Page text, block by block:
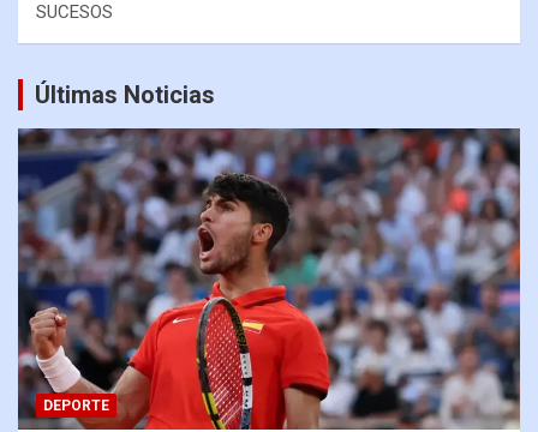
SUCESOS
Últimas Noticias
DEPORTE